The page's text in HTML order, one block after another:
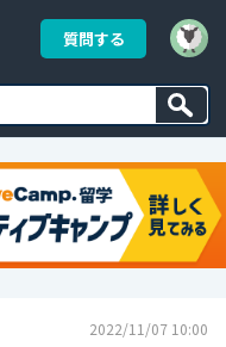
質問する
2022/11/07 10:00